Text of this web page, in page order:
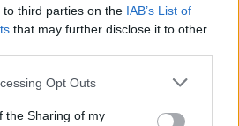
third parties on the IAB’s List of
that may further disclose it to other
app uses one or more Google
usage behaviour. You may click to
Opt Outs
the Sharing of my
amelyeket átadtak, így
történt. Hozzátette: a
és annak esetleges
nincs tudomása.